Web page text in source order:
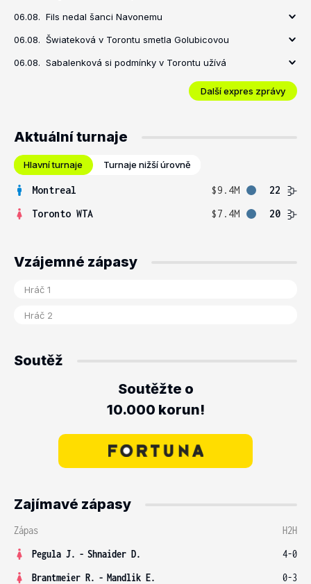
06.08. Fils nedal šanci Navonemu
06.08. Šwiateková v Torontu smetla Golubicovou
06.08. Sabalenková si podmínky v Torontu užívá
Další expres zprávy
Aktuální turnaje
Hlavní turnaje Turnaje nižší úrovně
Montreal $9.4M
22
Toronto WTA
$7.4M 20
Vzájemné zápasy
Soutěž
Soutěžte o
10.000 korun!
Zajímavé zápasy
Zápas
H2H
Pegula J. - Shnaider D.
4-0
Brantmeier R. - Mandlik E.
0-3